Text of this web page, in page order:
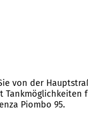
von der
Tankmöglichkeiten
Piombo 95.